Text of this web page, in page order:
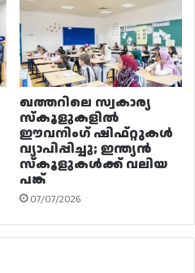
ഖത്തറിലെ സ്വകാര്യ
സ്കൂളുകളിൽ
ഈവനിംഗ് ഷിഫ്റ്റുകൾ
വ്യാപിപ്പിച്ചു; ഇന്ത്യൻ
സ്കൂളുകൾക്ക് വലിയ
പങ്ക്
07/07/2026